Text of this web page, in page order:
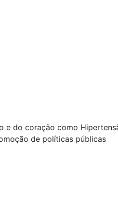
do coração como
de políticas públicas